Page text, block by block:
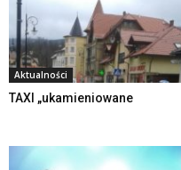
Aktualności
TAXI „ukamieniowane